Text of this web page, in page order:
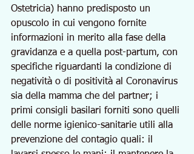
Ostetricia) hanno predisposto un
opuscolo in cui vengono fornite
informazioni in merito alla fase della
gravidanza e a quella post-partum, con
specifiche riguardanti la condizione di
negatività o di positività al Coronavirus
sia della mamma che del partner; i
primi consigli basilari forniti sono quelli
delle norme igienico-sanitarie utili alla
prevenzione del contagio quali: il